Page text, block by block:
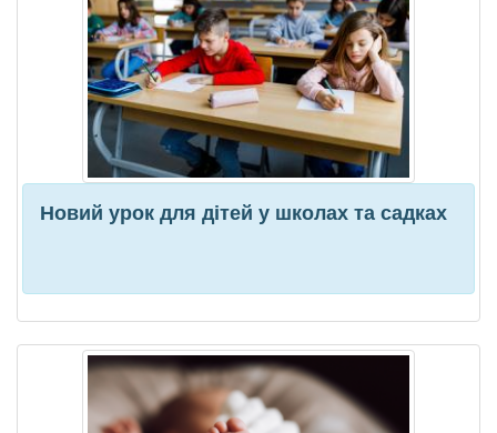
Новий урок для дітей у школах та садках